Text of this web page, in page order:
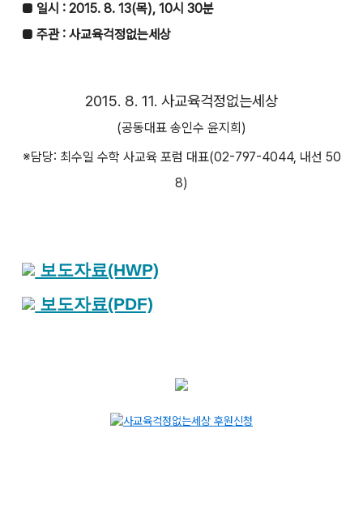
■ 일시 : 2015. 8. 13(목), 10시 30분
■ 주관 : 사교육걱정없는세상
2015. 8. 11. 사교육걱정없는세상
(공동대표 송인수 윤지희)
※담당: 최수일 수학 사교육 포럼 대표(02-797-4044, 내선 50
8)
보도자료(HWP)
보도자료(PDF)